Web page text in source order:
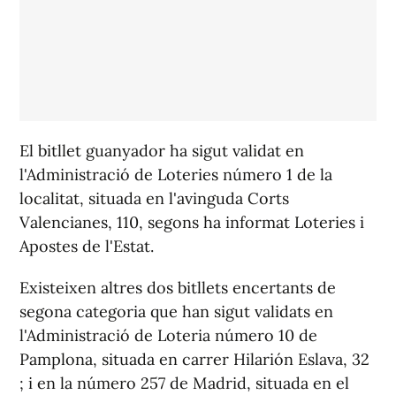
El bitllet guanyador ha sigut validat en
l'Administració de Loteries número 1 de la
localitat, situada en l'avinguda Corts
Valencianes, 110, segons ha informat Loteries i
Apostes de l'Estat.
Existeixen altres dos bitllets encertants de
segona categoria que han sigut validats en
l'Administració de Loteria número 10 de
Pamplona, situada en carrer Hilarión Eslava, 32
; i en la número 257 de Madrid, situada en el